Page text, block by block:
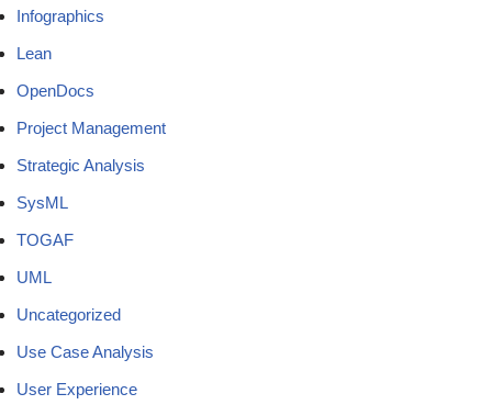
Infographics
Lean
OpenDocs
Project Management
Strategic Analysis
SysML
TOGAF
UML
Uncategorized
Use Case Analysis
User Experience